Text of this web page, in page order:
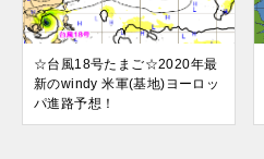
☆台風18号たまご☆2020年最
新のwindy 米軍(基地)ヨーロッ
パ進路予想！